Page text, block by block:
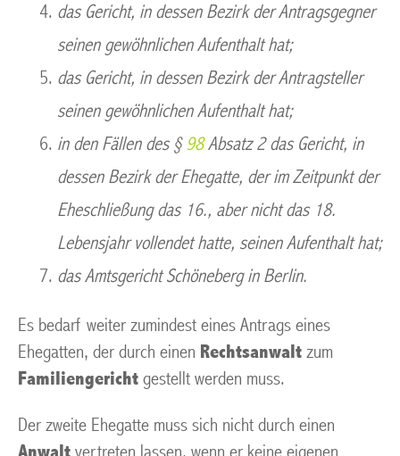
das Gericht, in dessen Bezirk der Antragsgegner
seinen gewöhnlichen Aufenthalt hat;
das Gericht, in dessen Bezirk der Antragsteller
seinen gewöhnlichen Aufenthalt hat;
in den Fällen des § 98Absatz 2 das Gericht, in
dessen Bezirk der Ehegatte, der im Zeitpunkt der
Eheschließung das 16., aber nicht das 18.
Lebensjahr vollendet hatte, seinen Aufenthalt hat;
das Amtsgericht Schöneberg in Berlin.
Es bedarf weiter zumindest eines Antrags eines
Ehegatten, der durch einen Rechtsanwalt zum
Familiengericht gestellt werden muss.
Der zweite Ehegatte muss sich nicht durch einen